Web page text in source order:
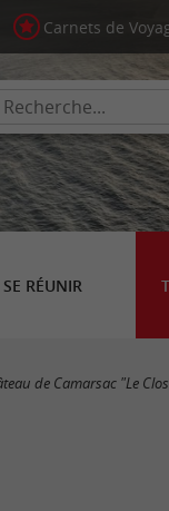
Carnets de
SE RÉUNIR
de Camarsac "Le